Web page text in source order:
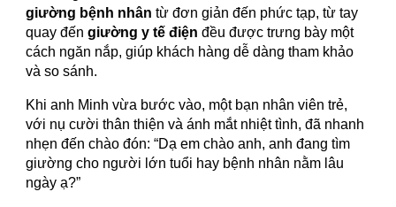
giường bệnh nhân từ đơn giản đến phức tạp, từ tay
quay đếngiường y tế điện đều được trưng bày một
cách ngăn nắp, giúp khách hàng dễ dàng tham khảo
và so sánh.
Khi anh Minh vừa bước vào, một bạn nhân viên trẻ,
với nụ cười thân thiện và ánh mắt nhiệt tình, đã nhanh
nhẹn đến chào đón: “Dạ em chào anh, anh đang tìm
giường cho người lớn tuổi hay bệnh nhân nằm lâu
ngày ạ?”